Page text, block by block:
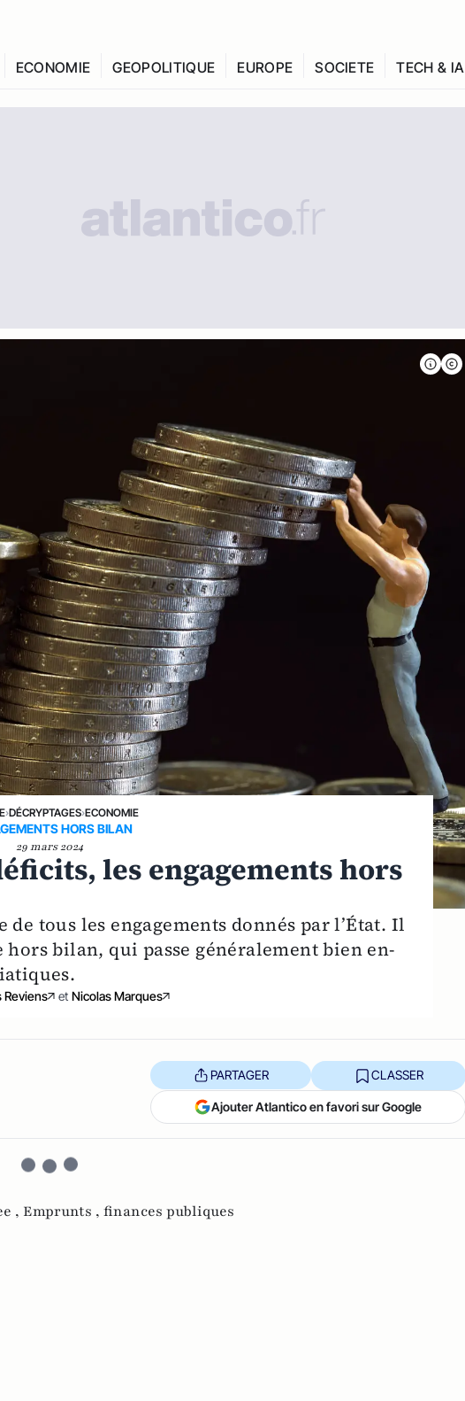
ECONOMIE GEOPOLITIQUE EUROPE SOCIETE TECH & IA
›DÉCRYPTAGES›ECONOMIE
HORS BILAN
29 mars 2024
les engagements hors
tous les engagements donnés par l’État. Il
bilan, qui passe généralement bien en-
Reviens et Nicolas Marques
PARTAGER CLASSER
Ajouter Atlantico en favori sur Google
, Emprunts , finances publiques